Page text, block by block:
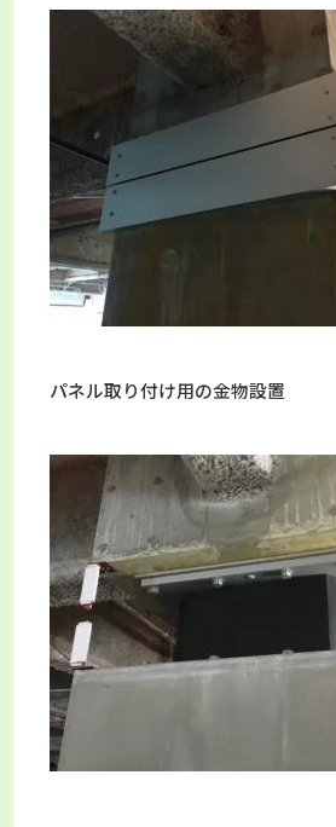
パネル取り付け用の金物設置